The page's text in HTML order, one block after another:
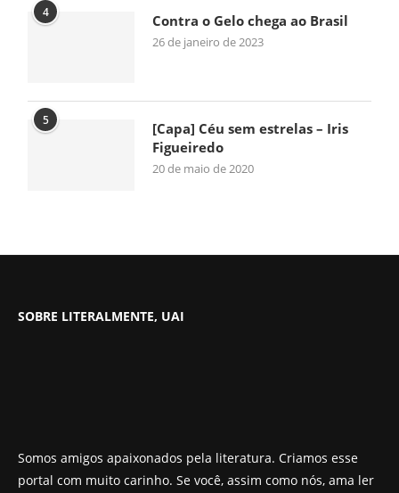
4 Contra o Gelo chega ao Brasil
26 de janeiro de 2023
5
[Capa] Céu sem estrelas – Iris
Figueiredo
20 de maio de 2020
SOBRE LITERALMENTE, UAI
Somos amigos apaixonados pela literatura. Criamos esse
portal com muito carinho. Se você, assim como nós, ama ler